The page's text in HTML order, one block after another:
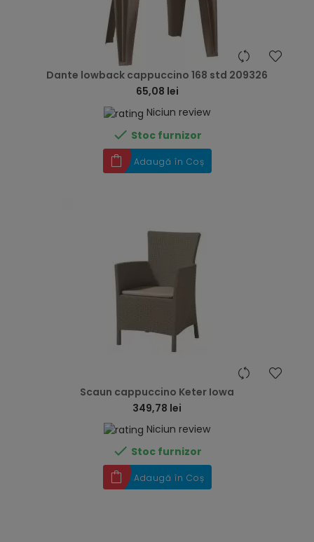
Dante lowback cappuccino 168 std 209326
65,08 lei
Niciun review
 Stoc furnizor
Adaugă în Coș
Scaun cappuccino Keter Iowa
349,78 lei
Niciun review
 Stoc furnizor
Adaugă în Coș